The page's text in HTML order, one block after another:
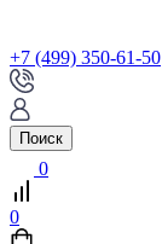
+7 (499) 350-61-50
Поиск
0
0